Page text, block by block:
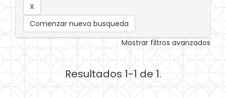
Comenzar nueva busqueda
Mostrar filtros avanzados
Resultados 1-1 de 1.